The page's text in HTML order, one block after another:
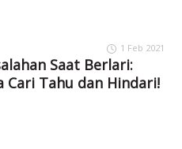
1 Feb 2021
Saat Berlari:
Cari Tahu dan Hindari!